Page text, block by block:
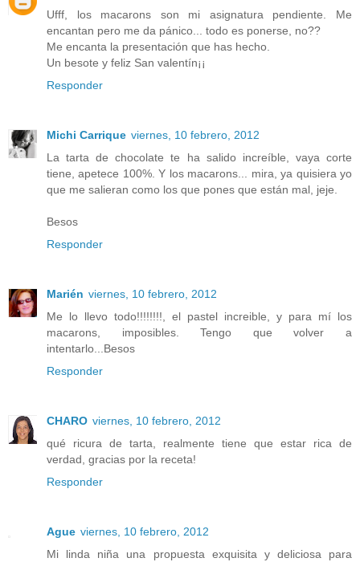
Ufff, los macarons son mi asignatura pendiente. Me
encantan pero me da pánico... todo es ponerse, no??
Me encanta la presentación que has hecho.
Un besote y feliz San valentín¡¡
Responder
Michi Carrique viernes, 10 febrero, 2012
La tarta de chocolate te ha salido increíble, vaya corte
tiene, apetece 100%. Y los macarons... mira, ya quisiera yo
que me salieran como los que pones que están mal, jeje.
Besos
Responder
Marién viernes, 10 febrero, 2012
Me lo llevo todo!!!!!!!!, el pastel increible, y para mí los
macarons, imposibles. Tengo que volver a
intentarlo...Besos
Responder
CHARO viernes, 10 febrero, 2012
qué ricura de tarta, realmente tiene que estar rica de
verdad, gracias por la receta!
Responder
Ague viernes, 10 febrero, 2012
Mi linda niña una propuesta exquisita y deliciosa para